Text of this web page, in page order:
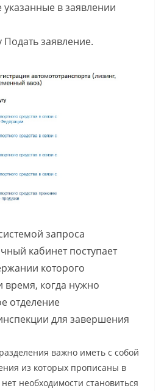
указанные в заявлении
заявление.
запроса
кабинет поступает
которого
время, когда нужно
отделение
для завершения
важно иметь с собой
из которых прописаны в
необходимости становиться